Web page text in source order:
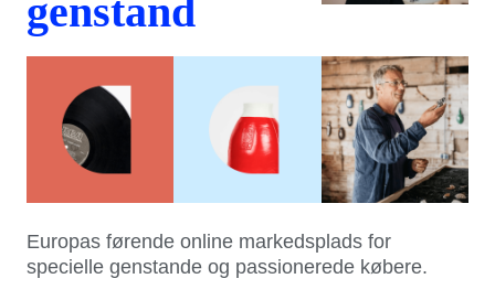
genstand
Europas førende online markedsplads for
specielle genstande og passionerede købere.